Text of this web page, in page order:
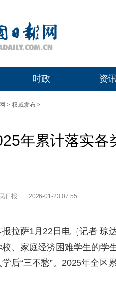
时政 资
> 权威发布 >
年累计落实各
日报 2026-01-23 07:55
报拉萨1月22日电（记者 琼
校、家庭经济困难学生的学
学后“三不愁”。2025年全区